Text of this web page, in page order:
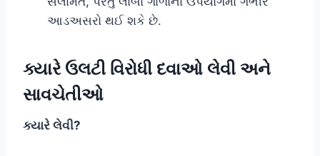
આડઅસરો થઈ શકે છે.
ક્યારે ઉલટી વિરોધી દવાઓ લેવી અને
સાવચેતીઓ
ક્યારે લેવી?